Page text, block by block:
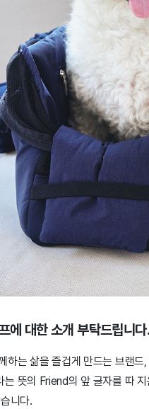
에 대한 소개 부탁드립니다.
하는 삶을 즐겁게 만드는 브랜드
뜻의 Friend의 앞 글자를 따
니다.